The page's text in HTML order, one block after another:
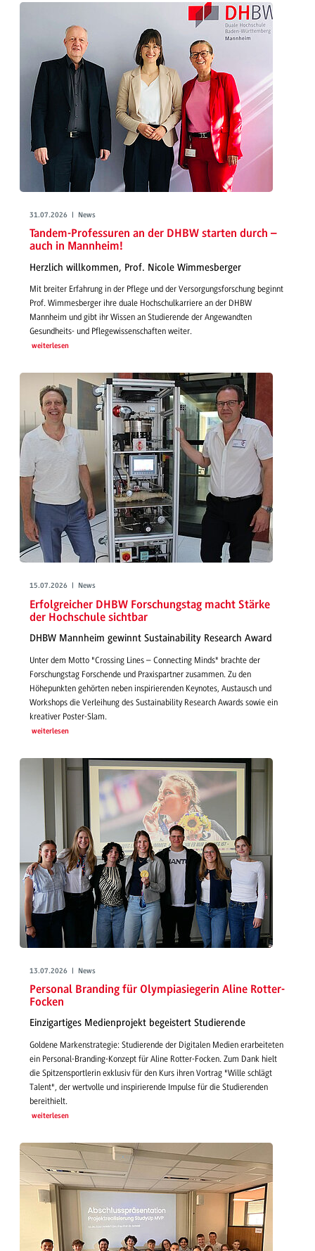
31.07.2026 | News
Tandem-Professuren an der DHBW starten durch –
auch in Mannheim!
Herzlich willkommen, Prof. Nicole Wimmesberger
Mit breiter Erfahrung in der Pflege und der Versorgungsforschung beginnt
Prof. Wimmesberger ihre duale Hochschulkarriere an der DHBW
Mannheim und gibt ihr Wissen an Studierende der Angewandten
Gesundheits- und Pflegewissenschaften weiter.
weiterlesen
15.07.2026 | News
Erfolgreicher DHBW Forschungstag macht Stärke
der Hochschule sichtbar
DHBW Mannheim gewinnt Sustainability Research Award
Unter dem Motto "Crossing Lines – Connecting Minds" brachte der
Forschungstag Forschende und Praxispartner zusammen. Zu den
Höhepunkten gehörten neben inspirierenden Keynotes, Austausch und
Workshops die Verleihung des Sustainability Research Awards sowie ein
kreativer Poster-Slam.
weiterlesen
13.07.2026 | News
Personal Branding für Olympiasiegerin Aline Rotter-
Focken
Einzigartiges Medienprojekt begeistert Studierende
Goldene Markenstrategie: Studierende der Digitalen Medien erarbeiteten
ein Personal-Branding-Konzept für Aline Rotter-Focken. Zum Dank hielt
die Spitzensportlerin exklusiv für den Kurs ihren Vortrag "Wille schlägt
Talent", der wertvolle und inspirierende Impulse für die Studierenden
bereithielt.
weiterlesen